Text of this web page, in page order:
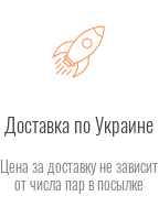
Доставка по Украине
Цена за доставку не зависит
от числа пар в посылке